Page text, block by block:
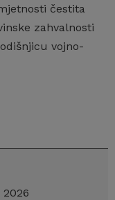
čestita
zahvalnosti
vojno-